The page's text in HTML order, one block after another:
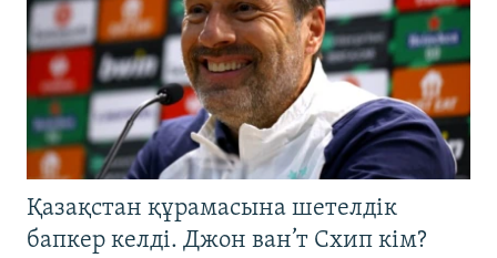
Қазақстан құрамасына шетелдік
бапкер келді. Джон ван’т Схип кім?